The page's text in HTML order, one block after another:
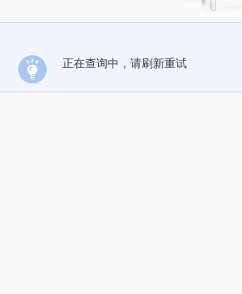
正在查询中，请刷新重试